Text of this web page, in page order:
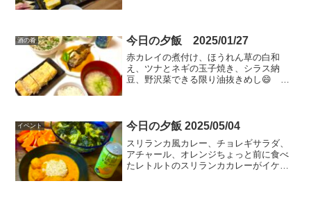
たアグレッシブなマグロ、...
酒の肴 今日の夕飯 2025/01/27
赤カレイの煮付け、ほうれん草の白和
え、ツナとネギの玉子焼き、シラス納
豆、野沢菜できる限り油抜きめし😄 淡
イベント 今日の夕飯 2025/05/04
スリランカ風カレー、チョレギサラダ、
アチャール、オレンジちょっと前に食べ
たレトルトのスリランカカレーがイケて